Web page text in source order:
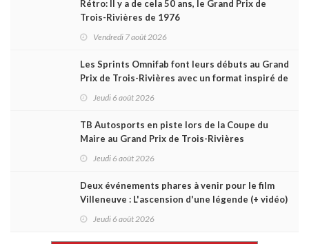
Rétro: Il y a de cela 50 ans, le Grand Prix de
Trois-Rivières de 1976
Vendredi 7 août 2026
Les Sprints Omnifab font leurs débuts au Grand
Prix de Trois-Rivières avec un format inspiré de
Jeudi 6 août 2026
TB Autosports en piste lors de la Coupe du
Maire au Grand Prix de Trois-Rivières
Jeudi 6 août 2026
Deux événements phares à venir pour le film
Villeneuve : L'ascension d'une légende (+ vidéo)
Jeudi 6 août 2026